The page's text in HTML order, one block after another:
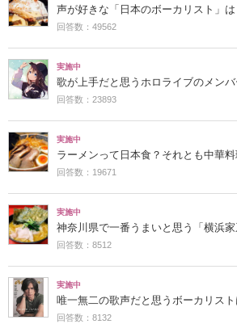
声が好きな「日本のボーカリスト」は
回答数：49562
実施中
歌が上手だと思うホロライブのメンバ
回答数：23893
実施中
ラーメンって日本食？それとも中華料
回答数：19671
実施中
神奈川県で一番うまいと思う「横浜
回答数：8512
実施中
唯一無二の歌声だと思うボーカリスト
回答数：8132